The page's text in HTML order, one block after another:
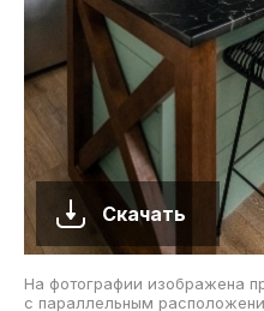
Скачать
На фотографии изображена
с параллельным